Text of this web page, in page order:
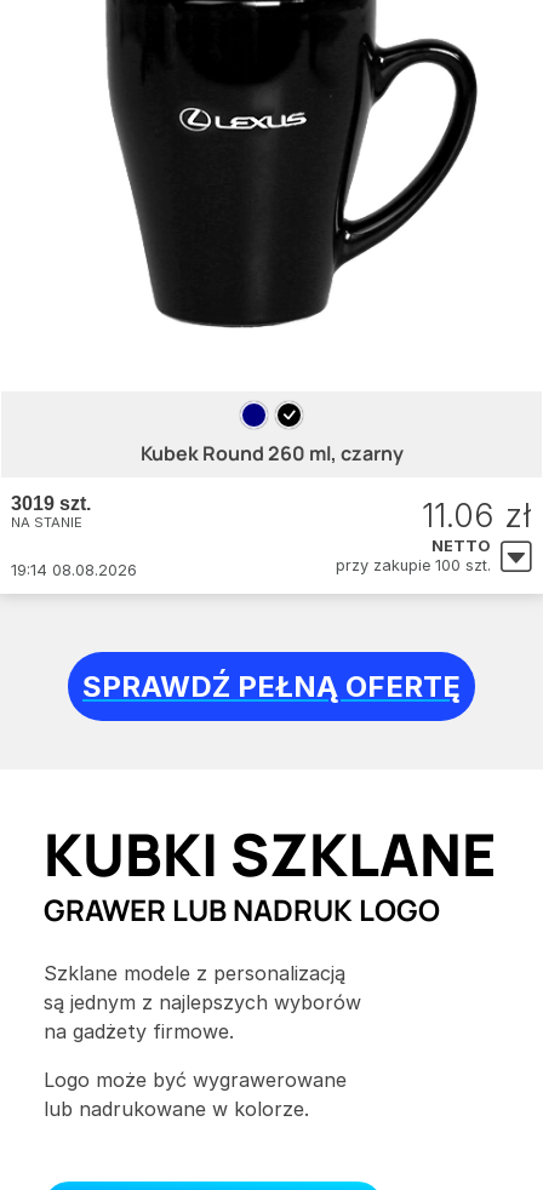
Kubek Round 260 ml, czarny
3019 szt.
NA STANIE
19:14 08.08.2026
11.06 zł
NETTO
przy zakupie 100 szt.
SPRAWDŹ PEŁNĄ OFERTĘ
KUBKI SZKLANE
GRAWER LUB NADRUK LOGO
Szklane modele z personalizacją
są jednym z najlepszych wyborów
na gadżety firmowe.
Logo może być wygrawerowane
lub nadrukowane w kolorze.